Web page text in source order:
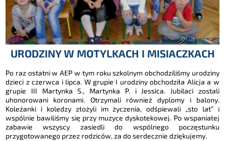
URODZINY W MOTYLKACH I MISIACZKACH
Po raz ostatni w AEP w tym roku szkolnym obchodziliśmy urodziny
dzieci z czerwca i lipca. W grupie I urodziny obchodziła Alicja a w
grupie III Martynka S., Martynka P. i Jessica. Jubilaci zostali
uhonorowani koronami. Otrzymali również dyplomy i balony.
Koleżanki i koledzy złożyli im życzenia, odśpiewali „sto lat” i
wspólnie bawiliśmy się przy muzyce dyskotekowej. Po wspaniałej
zabawie wszyscy zasiedli do wspólnego poczęstunku
przygotowanego przez rodziców, za do serdecznie dziękujemy.